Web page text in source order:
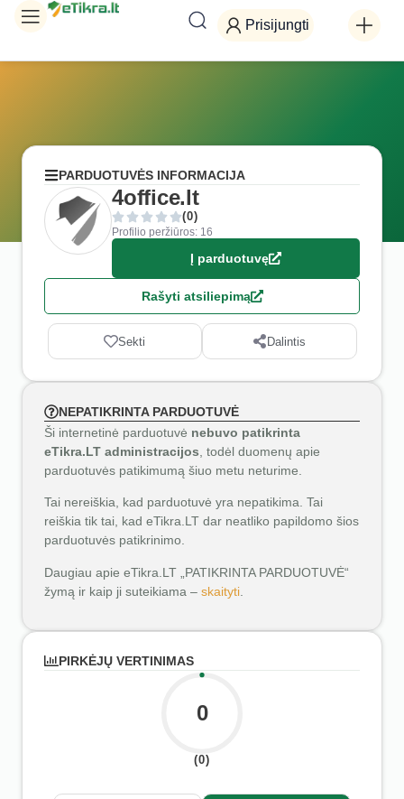
Prisijungti
PARDUOTUVĖS INFORMACIJA
4office.lt
(0)
Profilio peržiūros: 16
Į parduotuvę
Rašyti atsiliepimą
Sekti Dalintis
NEPATIKRINTA PARDUOTUVĖ
Ši internetinė parduotuvė nebuvo patikrinta
eTikra.LT administracijos , todėl duomenų apie
parduotuvės patikimumą šiuo metu neturime.
Tai nereiškia, kad parduotuvė yra nepatikima. Tai
reiškia tik tai, kad eTikra.LT dar neatliko papildomo šios
parduotuvės patikrinimo.
Daugiau apie eTikra.LT „PATIKRINTA PARDUOTUVĖ“
žymą ir kaip ji suteikiama – skaityti
PIRKĖJŲ VERTINIMAS
0
(0)